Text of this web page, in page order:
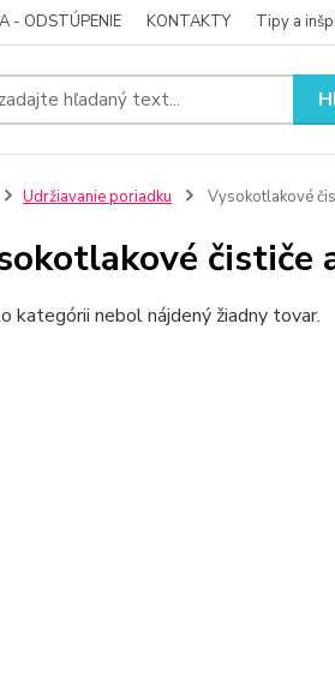
- ODSTÚPENIE KONTAKTY Tipy a
Udržiavanie poriadku Vysokotlakové
čističe
kategórii nebol nájdený žiadny tovar.